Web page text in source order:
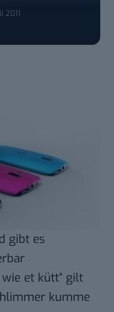
2011
gibt es
wie et kütt“ gilt
kumme